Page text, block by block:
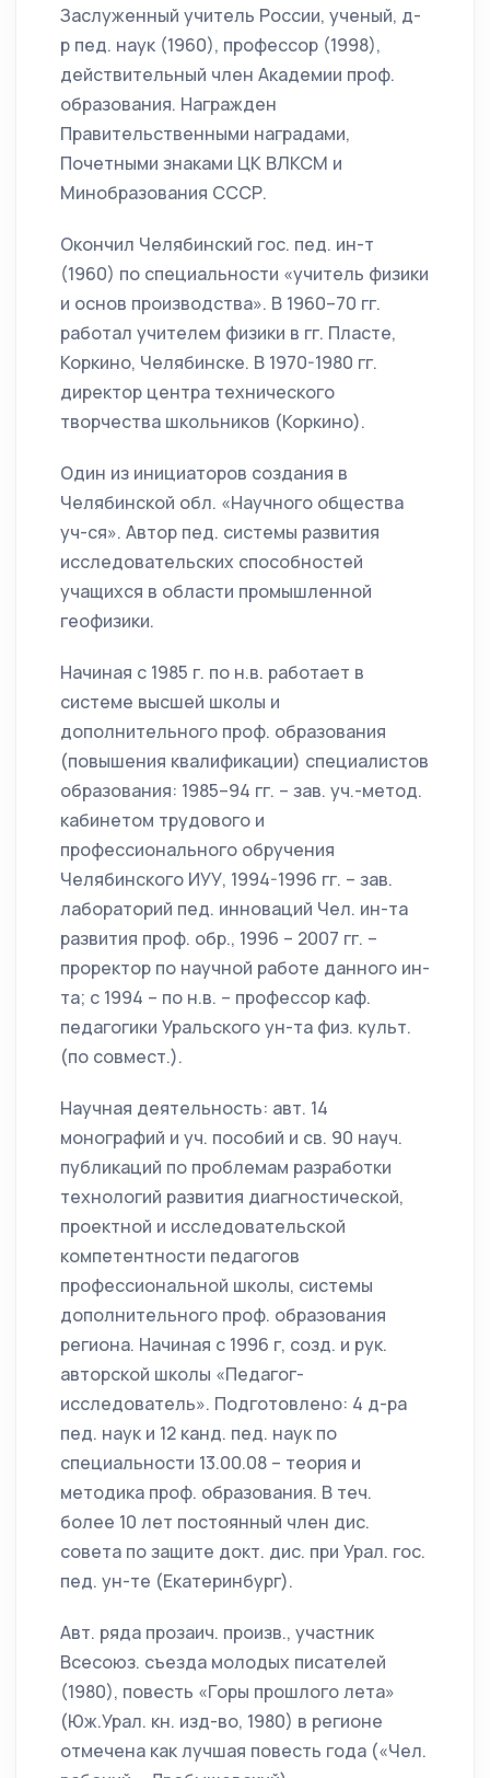
Заслуженный учитель России, ученый, д-
р пед. наук (1960), профессор (1998),
действительный член Академии проф.
образования. Награжден
Правительственными наградами,
Почетными знаками ЦК ВЛКСМ и
Минобразования СССР.
Окончил Челябинский гос. пед. ин-т
(1960) по специальности «учитель физики
и основ производства». В 1960–70 гг.
работал учителем физики в гг. Пласте,
Коркино, Челябинске. В 1970-1980 гг.
директор центра технического
творчества школьников (Коркино).
Один из инициаторов создания в
Челябинской обл. «Научного общества
уч-ся». Автор пед. системы развития
исследовательских способностей
учащихся в области промышленной
геофизики.
Начиная с 1985 г. по н.в. работает в
системе высшей школы и
дополнительного проф. образования
(повышения квалификации) специалистов
образования: 1985–94 гг. – зав. уч.-метод.
кабинетом трудового и
профессионального обручения
Челябинского ИУУ, 1994-1996 гг. – зав.
лабораторий пед. инноваций Чел. ин-та
развития проф. обр., 1996 – 2007 гг. –
проректор по научной работе данного ин-
та; с 1994 – по н.в. – профессор каф.
педагогики Уральского ун-та физ. культ.
(по совмест.).
Научная деятельность: авт. 14
монографий и уч. пособий и св. 90 науч.
публикаций по проблемам разработки
технологий развития диагностической,
проектной и исследовательской
компетентности педагогов
профессиональной школы, системы
дополнительного проф. образования
региона. Начиная с 1996 г, созд. и рук.
авторской школы «Педагог-
исследователь». Подготовлено: 4 д-ра
пед. наук и 12 канд. пед. наук по
специальности 13.00.08 – теория и
методика проф. образования. В теч.
более 10 лет постоянный член дис.
совета по защите докт. дис. при Урал. гос.
пед. ун-те (Екатеринбург).
Авт. ряда прозаич. произв., участник
Всесоюз. съезда молодых писателей
(1980), повесть «Горы прошлого лета»
(Юж.Урал. кн. изд-во, 1980) в регионе
отмечена как лучшая повесть года («Чел.